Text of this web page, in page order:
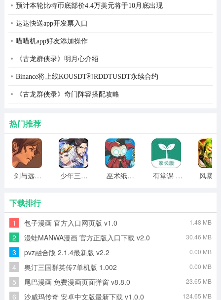
预计本轮比特币底部价4.4万美元将于10月底出现
达达快送app开发票入口
喵喵机app好友添加操作
《古龙群侠录》明月心介绍
Binance将上线KOUSDT和RDDTUSDT永续合约
《古龙群侠录》奇门阵容搭配攻略
热门推荐
剑与远行人全角色版 vv1.14 少年三国志2无限元宝版最新版 vv5.3.9 巫术纸牌游戏 vv1.1.14 有堂课 v1.2.2
下载排行
1 包子漫画 官方入口网页版 v1.0 1.48 MB
2 漫蛙MANWA漫画 官方正版入口下载 v2.0 30.46 MB
3 pvz融合版 2.1.4最新版 v2.2 0.00 MB
4 奥汀三国群英传7单机版 1.002 0.00 MB
5 尾巴漫画 免费漫画页面弹窗 v8.8.0 23.65 MB
6 沙威玛传奇 安卓中文版最新下载 v1.0.0 124.65 MB